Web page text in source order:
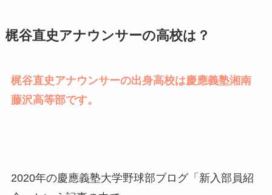
梶谷直史アナウンサーの高校は？
梶谷直史アナウンサーの出身高校は慶應義塾湘南
藤沢高等部です。
2020年の慶應義塾大学野球部ブログ「新入部員紹